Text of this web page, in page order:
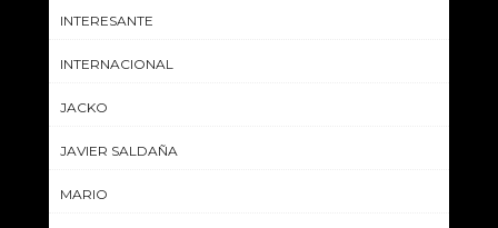
INTERESANTE
INTERNACIONAL
JACKO
JAVIER SALDAÑA
MARIO